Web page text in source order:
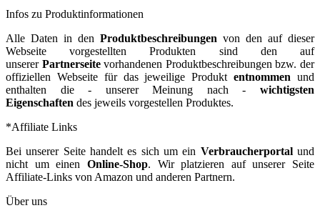
Infos zu Produktinformationen
Alle Daten in den Produktbeschreibungen von den auf dieser
Webseite vorgestellten Produkten sind den auf
unserer Partnerseitevorhandenen Produktbeschreibungen bzw. der
offiziellen Webseite für das jeweilige Produktentnommen und
enthalten die - unserer Meinung nach - wichtigsten
Eigenschaften des jeweils vorgestellen Produktes.
*Affiliate Links
Bei unserer Seite handelt es sich um ein Verbraucherportalund
nicht um einen Online-Shop. Wir platzieren auf unserer Seite
Affiliate-Links von Amazon und anderen Partnern.
Über uns